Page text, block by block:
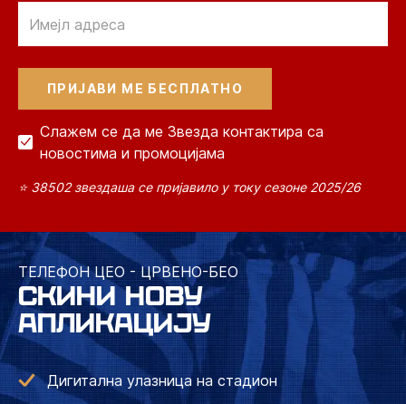
Слажем се да ме Звезда контактира са
новостима и промоцијама
⭐ 38502 звездаша се пријавило у току сезоне 2025/26
ТЕЛЕФОН ЦЕО - ЦРВЕНО-БЕО
СКИНИ НОВУ
АПЛИКАЦИЈУ
Дигитална улазница на стадион